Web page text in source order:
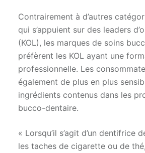
Contrairement à d’autres
qui s’appuient sur des leaders
(KOL), les marques de soins
préfèrent les KOL ayant une
professionnelle. Les
également de plus en plus
ingrédients contenus dans les
bucco-dentaire.
« Lorsqu’il s’agit d’un dentifrice
les taches de cigarette ou de